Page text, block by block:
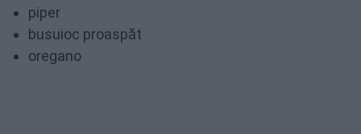
piper
busuioc proaspăt
oregano